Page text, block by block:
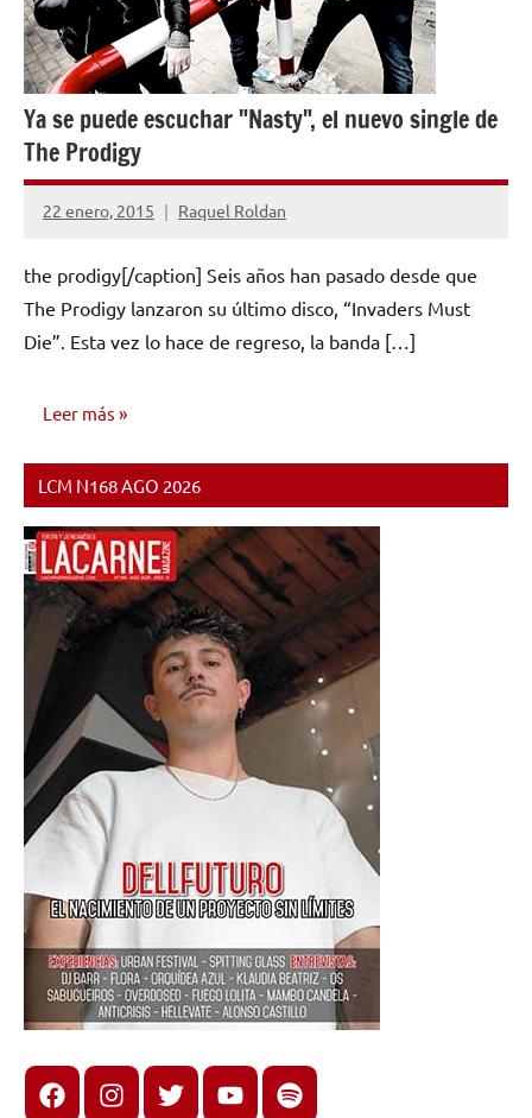
Ya se puede escuchar "Nasty", el nuevo single de
The Prodigy
22 enero, 2015 Raquel Roldan
No
comentarios
the prodigy[/caption] Seis años han pasado desde que
The Prodigy lanzaron su último disco, “Invaders Must
Die”. Esta vez lo hace de regreso, la banda […]
Leer más
NOTICIAS
LCM N168 AGO 2026
FacebookInstagram
X youtubespotify